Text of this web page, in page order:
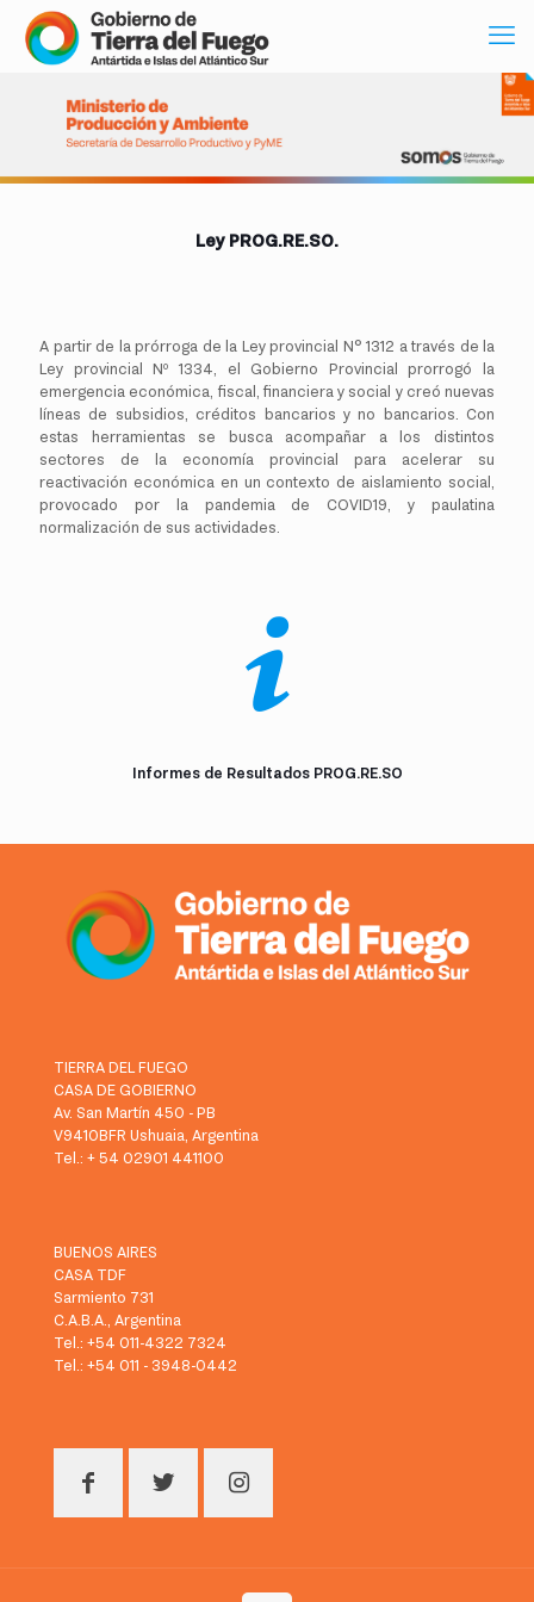
Ley PROG.RE.SO.
A partir de la prórroga de la Ley provincial N° 1312 a través de la
Ley provincial Nº 1334, el Gobierno Provincial prorrogó la
emergencia económica, fiscal, financiera y social y creó nuevas
líneas de subsidios, créditos bancarios y no bancarios. Con
estas herramientas se busca acompañar a los distintos
sectores de la economía provincial para acelerar su
reactivación económica en un contexto de aislamiento social,
provocado por la pandemia de COVID19, y paulatina
normalización de sus actividades.
Informes de Resultados PROG.RE.SO
TIERRA DEL FUEGO
CASA DE GOBIERNO
Av. San Martín 450 - PB
V9410BFR Ushuaia, Argentina
Tel.: + 54 02901 441100
BUENOS AIRES
CASA TDF
Sarmiento 731
C.A.B.A., Argentina
Tel.: +54 011-4322 7324
Tel.: +54 011 - 3948-0442